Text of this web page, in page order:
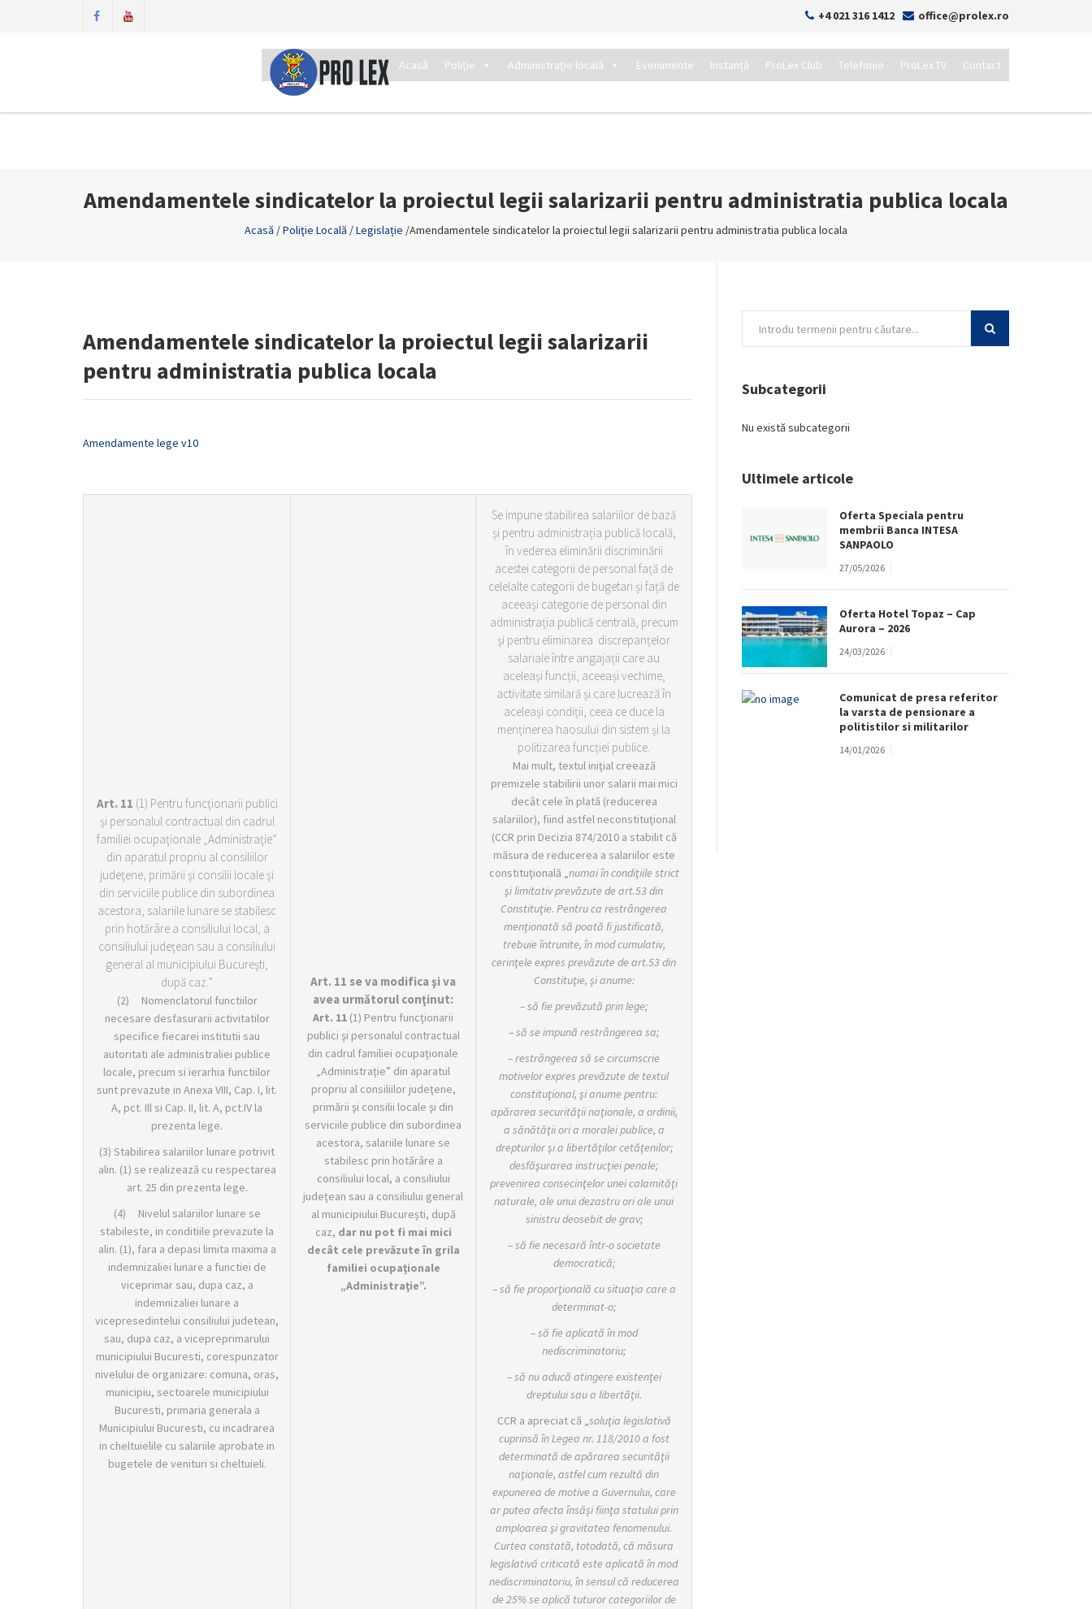
+4 021 316 1412 office@prolex.ro
Acasă Poliție Administrație locală Evenimente Instanță ProLex Club Telefonie ProLex.TV Contact
Amendamentele sindicatelor la proiectul legii salarizarii pentru administratia publica locala
Acasă /Poliţie Locală /Legislație /Amendamentele sindicatelor la proiectul legii salarizarii pentru administratia publica locala
Amendamentele sindicatelor la proiectul legii salarizarii
pentru administratia publica locala
Amendamente lege v10
Art. 11 (1) Pentru funcţionarii publici
şi personalul contractual din cadrul
familiei ocupaţionale „Administraţie”
din aparatul propriu al consiliilor
judeţene, primării şi consilii locale şi
din serviciile publice din subordinea
acestora, salariile lunare se stabilesc
prin hotărâre a consiliului local, a
consiliului judeţean sau a consiliului
general al municipiului Bucureşti,
după caz.”
(2) Nomenclatorul functiilor
necesare desfasurarii activitatilor
specifice fiecarei institutii sau
autoritati ale administraliei publice
locale, precum si ierarhia functiilor
sunt prevazute in Anexa VIII, Cap. I, lit.
A, pct. Ill si Cap. II, lit. A, pct.IV la
prezenta lege.
(3) Stabilirea salariilor lunare potrivit
alin. (1) se realizează cu respectarea
art. 25 din prezenta lege.
(4) Nivelul salariilor lunare se
stabileste, in conditiile prevazute la
alin. (1), fara a depasi limita maxima a
indemnizaliei lunare a functiei de
viceprimar sau, dupa caz, a
indemnizaliei lunare a
vicepresedintelui consiliului judetean,
sau, dupa caz, a vicepreprimarului
municipiului Bucuresti, corespunzator
nivelului de organizare: comuna, oras,
municipiu, sectoarele municipiului
Bucuresti, primaria generala a
Municipiului Bucuresti, cu incadrarea
in cheltuielile cu salariile aprobate in
bugetele de venituri si cheltuieli.
Art. 11 se va modifica şi va
avea următorul conţinut:
Art. 11 (1) Pentru funcţionarii
publici şi personalul contractual
din cadrul familiei ocupaţionale
„Administraţie” din aparatul
propriu al consiliilor judeţene,
primării şi consilii locale şi din
serviciile publice din subordinea
acestora, salariile lunare se
stabilesc prin hotărâre a
consiliului local, a consiliului
judeţean sau a consiliului general
al municipiului Bucureşti, după
caz, dar nu pot fi mai mici
decât cele prevăzute în grila
familiei ocupaţionale
„Administraţie”.
Se impune stabilirea salariilor de bază
și pentru administrația publică locală,
în vederea eliminării discriminării
acestei categorii de personal față de
celelalte categorii de bugetari și față de
aceeași categorie de personal din
administrația publică centrală, precum
și pentru eliminarea discrepanțelor
salariale între angajații care au
aceleași funcții, aceeași vechime,
activitate similară și care lucrează în
aceleași condiții, ceea ce duce la
menținerea haosului din sistem și la
politizarea funcției publice.
Mai mult, textul iniţial creează
premizele stabilirii unor salarii mai mici
decât cele în plată (reducerea
salariilor), fiind astfel neconstituţional
(CCR prin Decizia 874/2010 a stabilit că
măsura de reducerea a salariilor este
constituţională „numai în condiţiile strict
şi limitativ prevăzute de art.53 din
Constituţie. Pentru ca restrângerea
menţionată să poată fi justificată,
trebuie întrunite, în mod cumulativ,
cerinţele expres prevăzute de art.53 din
Constituţie, şi anume:
– să fie prevăzută prin lege;
– să se impună restrângerea sa;
– restrângerea să se circumscrie
motivelor expres prevăzute de textul
constituţional, şi anume pentru:
apărarea securităţii naţionale, a ordinii,
a sănătăţii ori a moralei publice, a
drepturilor şi a libertăţilor cetăţenilor;
desfăşurarea instrucţiei penale;
prevenirea consecinţelor unei calamităţi
naturale, ale unui dezastru ori ale unui
sinistru deosebit de grav;
– să fie necesară într-o societate
democratică;
– să fie proporţională cu situaţia care a
determinat-o;
– să fie aplicată în mod
nediscriminatoriu;
– să nu aducă atingere existenţei
dreptului sau a libertăţii.
CCR a apreciat că „soluţia legislativă
cuprinsă în Legea nr. 118/2010 a fost
determinată de apărarea securităţii
naţionale, astfel cum rezultă din
expunerea de motive a Guvernului, care
ar putea afecta însăşi fiinţa statului prin
amploarea şi gravitatea fenomenului.
Curtea constată, totodată, că măsura
legislativă criticată este aplicată în mod
nediscriminatoriu, în sensul că reducerea
de 25% se aplică tuturor categoriilor de
Subcategorii
Nu există subcategorii
Ultimele articole
Oferta Speciala pentru
membrii Banca INTESA
SANPAOLO
27/05/2026
Oferta Hotel Topaz – Cap
Aurora – 2026
24/03/2026
Comunicat de presa referitor
la varsta de pensionare a
politistilor si militarilor
14/01/2026